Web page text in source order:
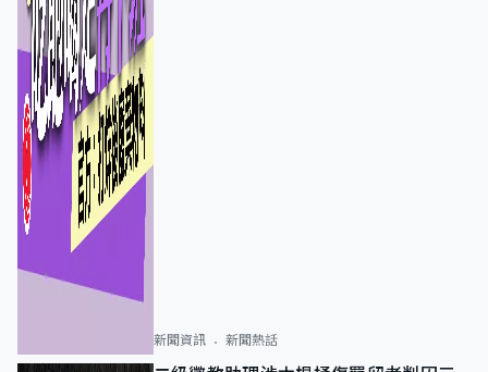
新聞資訊 新聞熱話